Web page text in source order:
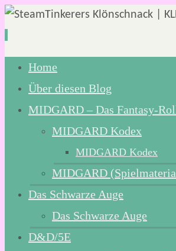
Zum
Inhalt
springen
Home
Über diesen Blog
MIDGARD – Das Fantasy-
MIDGARD Kodex
MIDGARD Kodex
MIDGARD
Das Schwarze Auge
Das Schwarze Auge
D&D/5E